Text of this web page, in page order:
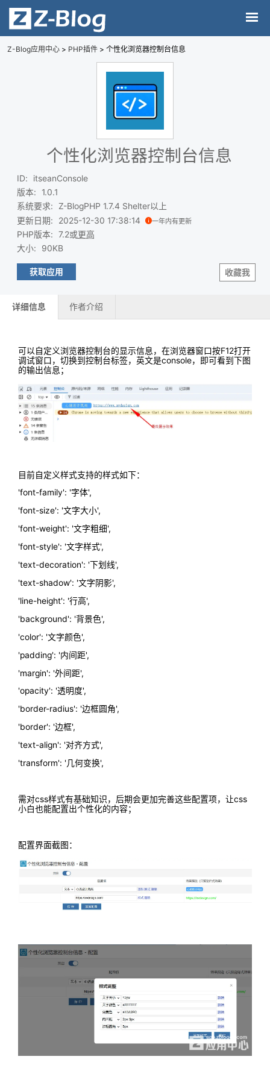
Z-Blog应用中心 > PHP插件 > 个性化浏览器控制台信息
个性化浏览器控制台信息
ID:
itseanConsole
版本:
1.0.1
系统要求:
Z-BlogPHP 1.7.4 Shelter以上
更新日期: 2025-12-30 17:38:14 一年内有更新
PHP版本: 7.2或更高
大小: 90KB
收藏我
获取应用
详细信息 作者介绍
可以自定义浏览器控制台的显示信息，在浏览器窗口按F12打开
调试窗口，切换到控制台标签，英文是console，即可看到下图
的输出信息；
目前自定义样式支持的样式如下：
'font-family': '字体',
'font-size': '文字大小',
'font-weight': '文字粗细',
'font-style': '文字样式',
'text-decoration': '下划线',
'text-shadow': '文字阴影',
'line-height': '行高',
'background': '背景色',
'color': '文字颜色',
'padding': '内间距',
'margin': '外间距',
'opacity': '透明度',
'border-radius': '边框圆角',
'border': '边框',
'text-align': '对齐方式',
'transform': '几何变换',
需对css样式有基础知识，后期会更加完善这些配置项，让css
小白也能配置出个性化的内容；
配置界面截图：